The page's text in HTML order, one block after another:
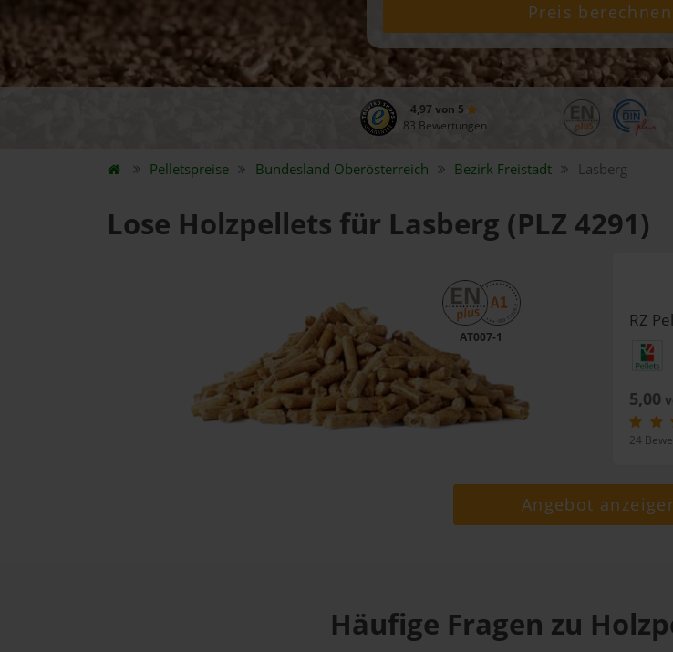
Preis berechnen
4,97 von 5
83 Bewertungen
Pelletspreise Bundesland Oberösterreich Bezirk Freistadt Lasberg
Lose Holzpellets für Lasberg (PLZ 4291)
AT007-1
RZ
5,00
24
Angebot
Häufige Fragen zu